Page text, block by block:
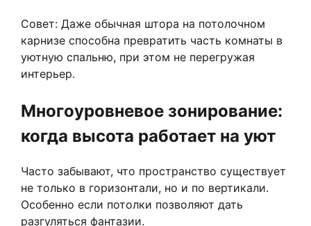
Совет: Даже обычная штора на потолочном
карнизе способна превратить часть комнаты в
уютную спальню, при этом не перегружая
интерьер.
Многоуровневое зонирование:
когда высота работает на уют
Часто забывают, что пространство существует
не только в горизонтали, но и по вертикали.
Особенно если потолки позволяют дать
разгуляться фантазии.